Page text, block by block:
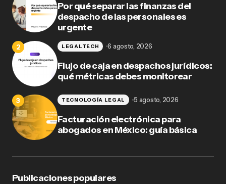
Por qué separar las finanzas del
despacho de las personales es
urgente
Flujo de caja en despachos jurídicos:
qué métricas debes monitorear
LEGALTECH 6 agosto, 2026
Facturación electrónica para
abogados en México: guía básica
TECNOLOGÍA LEGAL 5 agosto, 2026
Publicaciones populares